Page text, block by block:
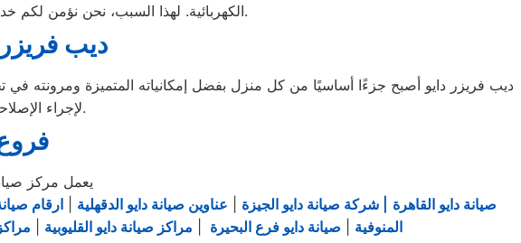
الكهربائية. لهذا السبب، نحن نؤمن لكم خدمة صيانة محترفة عبر فريقنا المختص في المنصورة والمناطق المحيطة.
ديب
ديب فريزر دايو أصبح جزءًا أساسيًا من كل منزل بفضل إمكانياته المتميزة ومرونته في
لإجراء الإصلاحات اللازمة على يد أمهر الفنيين المتخصصين.
يعمل مركز
صيانة دايو القاهرة
| شركة صيانة دايو الجيزة عناوين صيانة دايو الدقهلية ارقام
المنوفية
صيانة دايو فرع البحيرة مراكز صيانة دايو القليوبية